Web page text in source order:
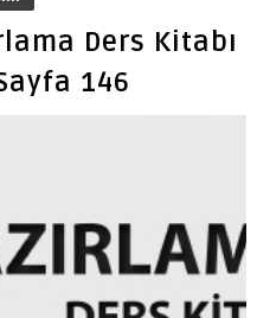
Ders Kitabı
146